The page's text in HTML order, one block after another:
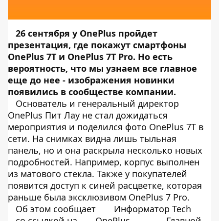
26 сентября у OnePlus пройдет
презентация, где покажут смартфоны
OnePlus 7T и OnePlus 7T Pro. Но есть
вероятность, что мы узнаем все главное
еще до нее - изображения новинки
появились в сообществе компании.
Основатель и генеральный директор
OnePlus Пит Лау не стал дожидаться
мероприятия и поделился фото OnePlus 7T в
сети. На снимках видна лишь тыльная
панель, но и она раскрыла несколько новых
подробностей. Например, корпус выполнен
из матового стекла. Также у покупателей
появится доступ к синей расцветке, которая
раньше была эксклюзивом OnePlus 7 Pro.
Об этом сообщает
Информатор Tech